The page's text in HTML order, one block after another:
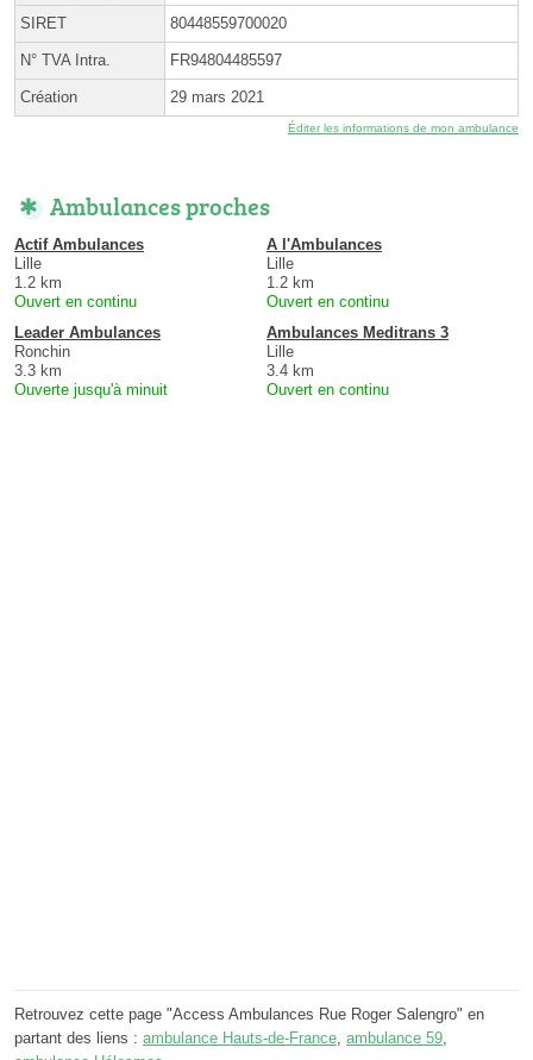
SIRET 80448559700020
N° TVA Intra. FR94804485597
Création 29 mars 2021
Éditer les informations de mon ambulance
Ambulances proches
Actif Ambulances
Lille
1.2 km
Ouvert en continu
A l'Ambulances
Lille
1.2 km
Ouvert en continu
Leader Ambulances
Ronchin
3.3 km
Ouverte jusqu'à minuit
Ambulances Meditrans 3
Lille
3.4 km
Ouvert en continu
Retrouvez cette page "Access Ambulances Rue Roger Salengro" en
partant des liens : ambulance Hauts-de-France ambulance 59